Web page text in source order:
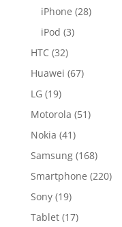
iPhone (28)
iPod (3)
HTC (32)
Huawei (67)
LG (19)
Motorola (51)
Nokia (41)
Samsung (168)
Smartphone (220)
Sony (19)
Tablet (17)